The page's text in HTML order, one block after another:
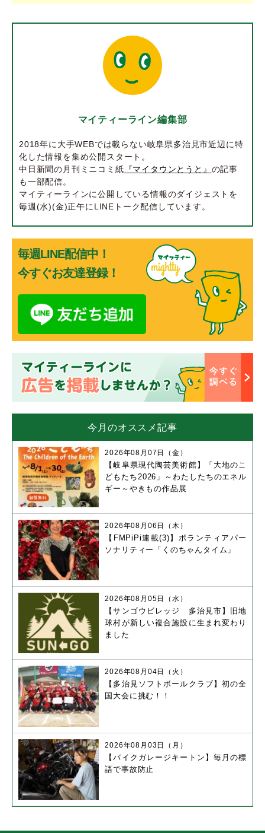
マイティーライン編集部
2018年に大手WEBでは載らない岐阜県多治見市近辺に特
化した情報を集め公開スタート。
中日新聞の月刊ミニコミ紙 『マイタウンとうと』 の記事
も一部配信。
マイティーラインに公開している情報のダイジェストを
毎週(水)(金)正午にLINEトーク配信しています。
毎週LINE配信中！
今すぐお友達登録！
今月のオススメ記事
【岐阜県現代陶芸美術館】「大地のこ
どもたち2026」～わたしたちのエネル
ギー～やきもの作品展
2026年08月07日（金）
【FMPiPi連載(3)】ボランティアパー
ソナリティー「くのちゃんタイム」
2026年08月06日（木）
【サンゴウビレッジ 多治見市】旧地
球村が新しい複合施設に生まれ変わり
ました
2026年08月05日（水）
【多治見ソフトボールクラブ】初の全
国大会に挑む！！
2026年08月04日（火）
【バイクガレージキートン】毎月の標
語で事故防止
2026年08月03日（月）